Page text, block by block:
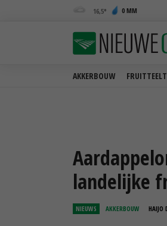
16,5 0 MM
AKKERBOUW FRUITTEELT
landelijke
NIEUWS AKKERBOUW HAIJO